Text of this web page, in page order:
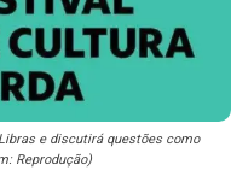
e discutirá questões como
Reprodução)